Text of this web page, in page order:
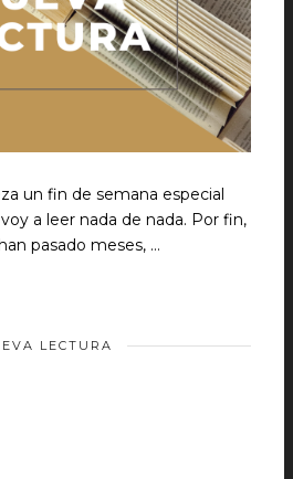
un fin de semana especial
a leer nada de nada. Por fin,
pasado meses, …
LECTURA